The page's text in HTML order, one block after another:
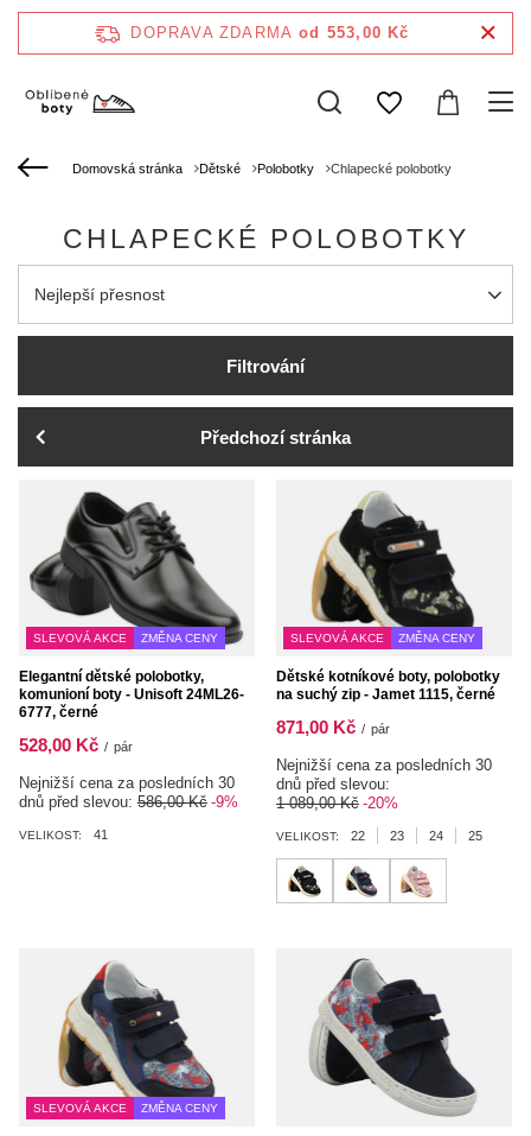
DOPRAVA ZDARMA od 553,00 Kč
Domovská stránka Dětské Polobotky Chlapecké polobotky
CHLAPECKÉ POLOBOTKY
Zmień sortowanie
Nejlepší přesnost
Filtrování
Předchozí stránka
SLEVOVÁ AKCE ZMĚNA CENY
Elegantní dětské polobotky,
komunioní boty - Unisoft 24ML26-
6777, černé
528,00 Kč / pár
Nejnižší cena za posledních 30
dnů před slevou: 586,00 Kč -9%
VELIKOST: 41
SLEVOVÁ AKCE ZMĚNA CENY
Dětské kotníkové boty, polobotky
na suchý zip - Jamet 1115, černé
871,00 Kč / pár
Nejnižší cena za posledních 30
dnů před slevou:
1 089,00 Kč -20%
VELIKOST: 22 23 24 25
SLEVOVÁ AKCE ZMĚNA CENY